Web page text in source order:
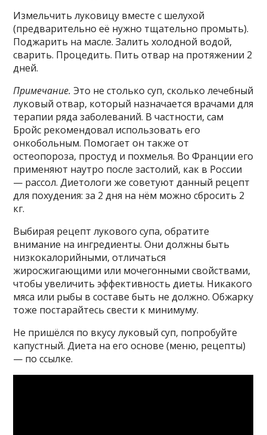
Измельчить луковицу вместе с шелухой
(предварительно её нужно тщательно промыть).
Поджарить на масле. Залить холодной водой,
сварить. Процедить. Пить отвар на протяжении 2
дней.
Примечание. Это не столько суп, сколько лечебный
луковый отвар, который назначается врачами для
терапии ряда заболеваний. В частности, сам
Бройс рекомендовал использовать его
онкобольным. Помогает он также от
остеопороза, простуд и похмелья. Во Франции его
применяют наутро после застолий, как в России
— рассол. Диетологи же советуют данный рецепт
для похудения: за 2 дня на нём можно сбросить 2
кг.
Выбирая рецепт лукового супа, обратите
внимание на ингредиенты. Они должны быть
низкокалорийными, отличаться
жиросжигающими или мочегонными свойствами,
чтобы увеличить эффективность диеты. Никакого
мяса или рыбы в составе быть не должно. Обжарку
тоже постарайтесь свести к минимуму.
Не пришёлся по вкусу луковый суп, попробуйте
капустный. Диета на его основе (меню, рецепты)
— по ссылке.